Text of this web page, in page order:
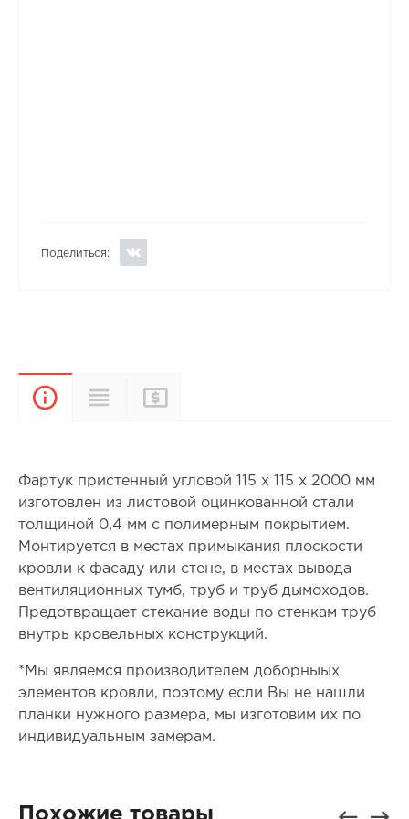
Поделиться:
ОписаниеХарактеристики
Фартук пристенный угловой 115 х 115 х 2000 мм
изготовлен из листовой оцинкованной стали
толщиной 0,4 мм с полимерным покрытием.
Монтируется в местах примыкания плоскости
кровли к фасаду или стене, в местах вывода
вентиляционных тумб, труб и труб дымоходов.
Предотвращает стекание воды по стенкам труб
внутрь кровельных конструкций.
*Мы являемся производителем доборныых
элементов кровли, поэтому если Вы не нашли
планки нужного размера, мы изготовим их по
индивидуальным замерам.
Похожие товары